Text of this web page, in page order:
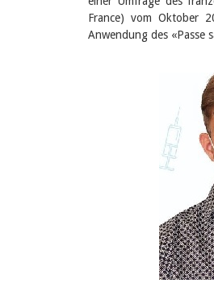
France) vom Oktober
Anwendung des «Passe